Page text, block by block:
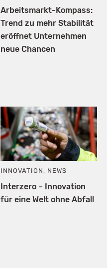
Arbeitsmarkt-Kompass:
Trend zu mehr Stabilität
eröffnet Unternehmen
neue Chancen
INNOVATION, NEWS
Interzero – Innovation
für eine Welt ohne Abfall